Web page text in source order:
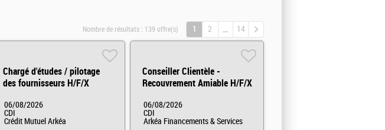
Nombre de résultats : 139 offre(s) 1 2 14
Chargé d'études / pilotage
des fournisseurs H/F/X
06/08/2026
CDI
Crédit Mutuel Arkéa
Conseiller Clientèle -
Recouvrement Amiable H/F/X
06/08/2026
CDI
Arkéa Financements & Services